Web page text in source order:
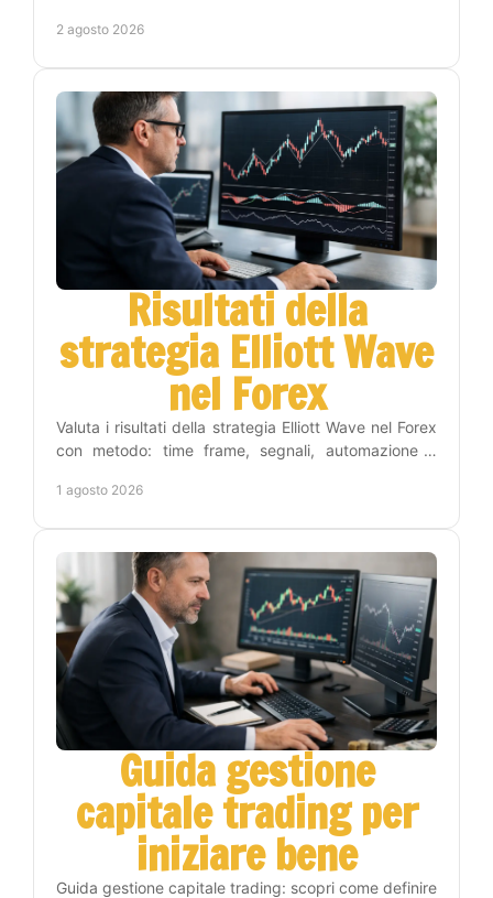
disciplina.
2 agosto 2026
Risultati della
strategia Elliott Wave
nel Forex
Valuta i risultati della strategia Elliott Wave nel Forex
con metodo: time frame, segnali, automazione e
1 agosto 2026
Guida gestione
capitale trading per
iniziare bene
Guida gestione capitale trading: scopri come definire